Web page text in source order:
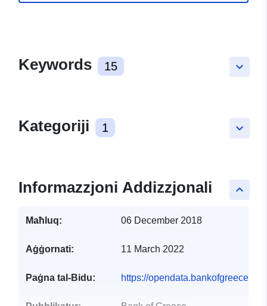
keyboard_arrow_down
Keywords 15
keyboard_arrow_down
Kategoriji 1
keyboard_arrow_up
Informazzjoni Addizzjonali
Maħluq: 06 December 2018
Aġġornati: 11 March 2022
Paġna tal-Bidu: https://opendata.bankofgreece.gr/